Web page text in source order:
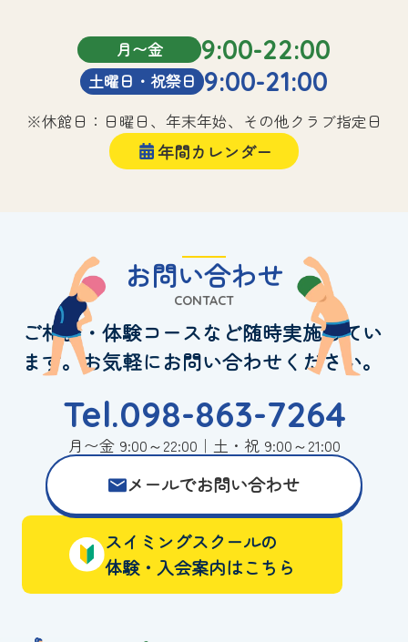
月〜金 9:00-22:00
土曜日・祝祭日 9:00-21:00
※休館日：日曜日、年末年始、その他クラブ指定日
年間カレンダー
お問い合わせ
CONTACT
ご相談・体験コースなど随時実施してい
ます。お気軽にお問い合わせください。
Tel.098-863-7264
月〜金 9:00～22:00｜土・祝 9:00～21:00
メールでお問い合わせ
スイミングスクールの
体験・入会案内はこちら